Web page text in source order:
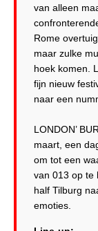
van alleen
Rome
maar zulke
hoek komen.
fijn nieuw
naar een
LONDON’
maart, een
om tot een
van 013 op te
half Tilburg
emoties.